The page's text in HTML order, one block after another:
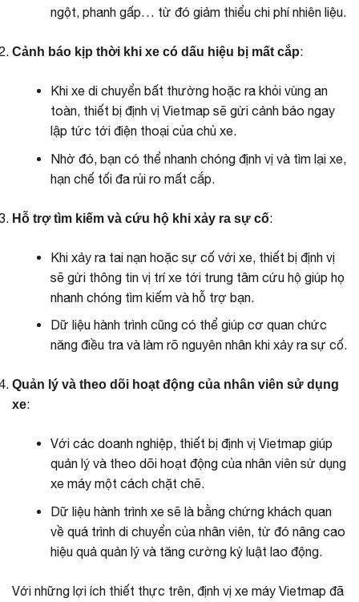
ngột, phanh gấp… từ đó giảm thiểu chi phí nhiên liệu.
Cảnh báo kịp thời khi xe có dấu hiệu bị mất cắp:
Khi xe di chuyển bất thường hoặc ra khỏi vùng an
toàn, thiết bị định vị Vietmap sẽ gửi cảnh báo ngay
lập tức tới điện thoại của chủ xe.
Nhờ đó, bạn có thể nhanh chóng định vị và tìm lại xe,
hạn chế tối đa rủi ro mất cắp.
Hỗ trợ tìm kiếm và cứu hộ khi xảy ra sự cố:
Khi xảy ra tai nạn hoặc sự cố với xe, thiết bị định vị
sẽ gửi thông tin vị trí xe tới trung tâm cứu hộ giúp họ
nhanh chóng tìm kiếm và hỗ trợ bạn.
Dữ liệu hành trình cũng có thể giúp cơ quan chức
năng điều tra và làm rõ nguyên nhân khi xảy ra sự cố.
Quản lý và theo dõi hoạt động của nhân viên sử dụng
xe:
Với các doanh nghiệp, thiết bị định vị Vietmap giúp
quản lý và theo dõi hoạt động của nhân viên sử dụng
xe máy một cách chặt chẽ.
Dữ liệu hành trình xe sẽ là bằng chứng khách quan
về quá trình di chuyển của nhân viên, từ đó nâng cao
hiệu quả quản lý và tăng cường kỷ luật lao động.
Với những lợi ích thiết thực trên, định vị xe máy Vietmap đã